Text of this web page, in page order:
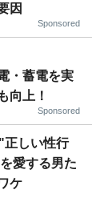
因
Sponsored
・蓄電を実
向上！
Sponsored
正しい性行
愛する男た
ケ